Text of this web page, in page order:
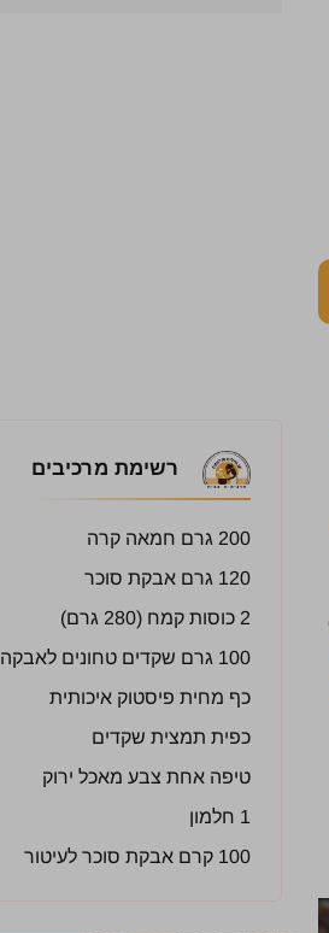
רשימת מרכיבים
200 גרם חמאה קרה
120 גרם אבקת סוכר
2 כוסות קמח (280 גרם)
100 גרם שקדים טחונים לאבקה
כף מחית פיסטוק איכותית
כפית תמצית שקדים
טיפה אחת צבע מאכל ירוק
1 חלמון
100 קרם אבקת סוכר לעיטור